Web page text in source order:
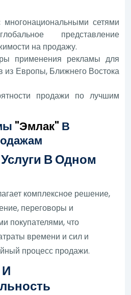
многонациональными сетями
представление
на продажу.
применения рекламы для
из Европы, Ближнего Востока
продажи по лучшим
"Эмлак" В
В Одном
комплексное решение,
переговоры и
покупателями, что
времени и сил и
процесс продажи.
И